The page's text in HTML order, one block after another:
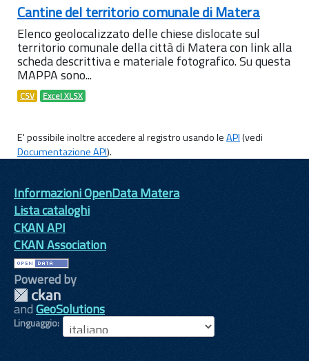
Cantine del territorio comunale di Matera
Elenco geolocalizzato delle chiese dislocate sul
territorio comunale della città di Matera con link alla
scheda descrittiva e materiale fotografico. Su questa
MAPPA sono...
CSV Excel XLSX
E' possibile inoltre accedere al registro usando leAPI(vedi
Documentazione API).
Informazioni OpenData Matera
Lista cataloghi
CKAN API
CKAN Association
Powered by
andGeoSolutions
Linguaggio